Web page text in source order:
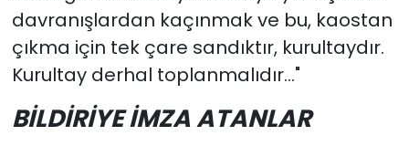
davranışlardan kaçınmak ve bu, kaostan
çıkma için tek çare sandıktır, kurultaydır.
Kurultay derhal toplanmalıdır..."
BİLDİRİYE İMZA ATANLAR